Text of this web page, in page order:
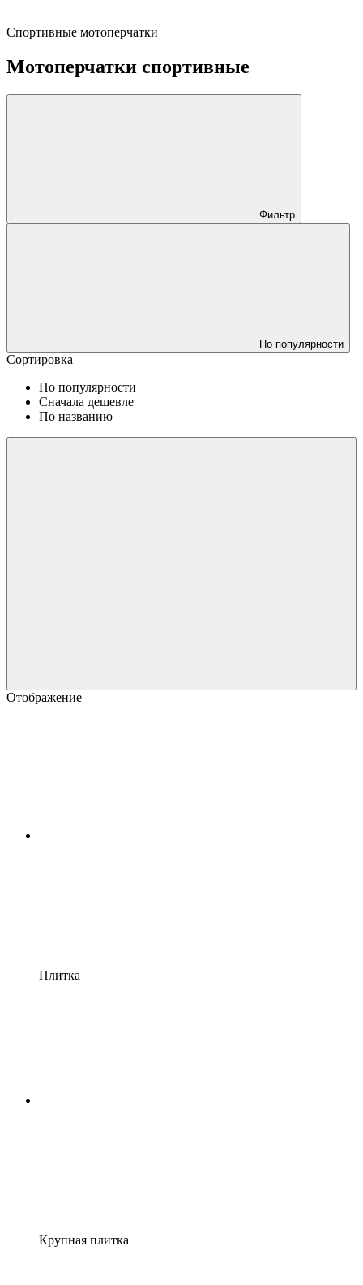
Спортивные мотоперчатки
Мотоперчатки спортивные
Фильтр
По популярности
Сортировка
По популярности
Сначала дешевле
По названию
Отображение
Плитка
Крупная плитка